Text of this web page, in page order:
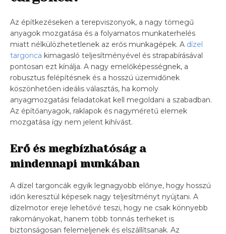
Az építkezéseken a terepviszonyok, a nagy tömegű
anyagok mozgatása és a folyamatos munkaterhelés
miatt nélkülözhetetlenek az erős munkagépek. A dízel
targonca kimagasló teljesítményével és strapabírásával
pontosan ezt kínálja. A nagy emelőképességnek, a
robusztus felépítésnek és a hosszú üzemidőnek
köszönhetően ideális választás, ha komoly
anyagmozgatási feladatokat kell megoldani a szabadban.
Az építőanyagok, raklapok és nagyméretű elemek
mozgatása így nem jelent kihívást.
Erő és megbízhatóság a
mindennapi munkában
A dízel targoncák egyik legnagyobb előnye, hogy hosszú
időn keresztül képesek nagy teljesítményt nyújtani. A
dízelmotor ereje lehetővé teszi, hogy ne csak könnyebb
rakományokat, hanem több tonnás terheket is
biztonságosan felemeljenek és elszállítsanak. Az